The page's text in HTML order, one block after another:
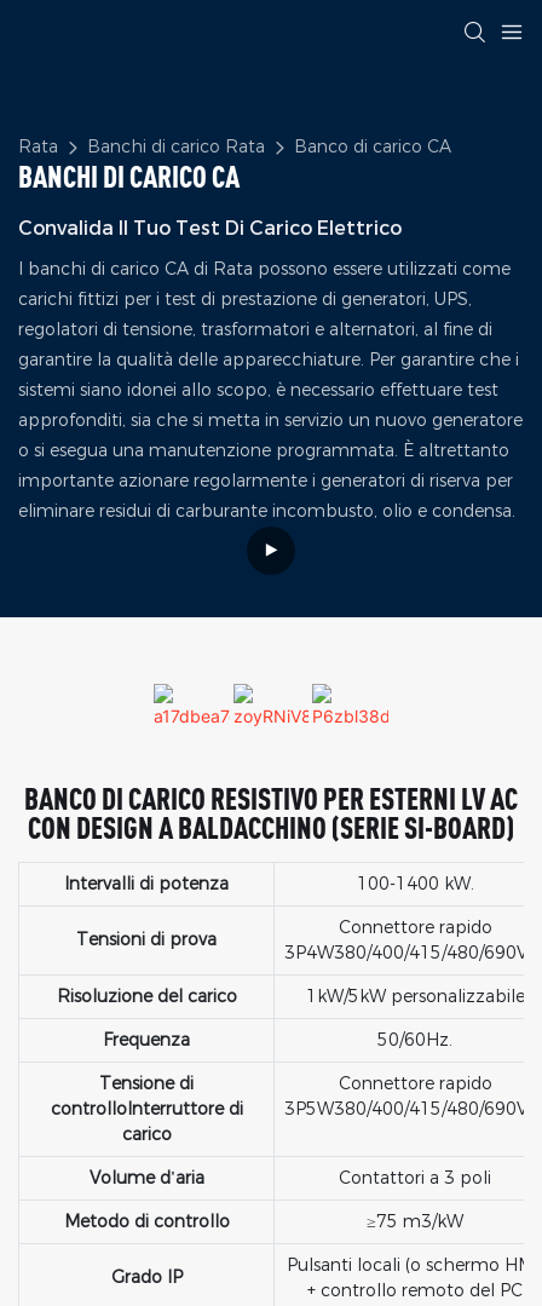
Rata Banchi di carico Rata Banco di carico CA
BANCHI DI CARICO CA
Convalida Il Tuo Test Di Carico Elettrico
I banchi di carico CA di Rata possono essere utilizzati come
carichi fittizi per i test di prestazione di generatori, UPS,
regolatori di tensione, trasformatori e alternatori, al fine di
garantire la qualità delle apparecchiature. Per garantire che i
sistemi siano idonei allo scopo, è necessario effettuare test
approfonditi, sia che si metta in servizio un nuovo generatore
o si esegua una manutenzione programmata. È altrettanto
importante azionare regolarmente i generatori di riserva per
eliminare residui di carburante incombusto, olio e condensa.
BANCO DI CARICO RESISTIVO PER ESTERNI LV AC
CON DESIGN A BALDACCHINO (SERIE SI-BOARD)
Intervalli di potenza 100-1400 kW.
Tensioni di prova
Connettore rapido
3P4W380/400/415/480/
Risoluzione del carico
1kW/5kW personalizzabile
Frequenza
50/60Hz.
Tensione di
controlloInterruttore di
carico
Connettore rapido
3P5W380/400/415/480/
Volume d'aria
Contattori a 3 poli
Metodo di controllo
≥75 m3/kW
Grado IP
Pulsanti locali (o schermo
+ controllo remoto del PC